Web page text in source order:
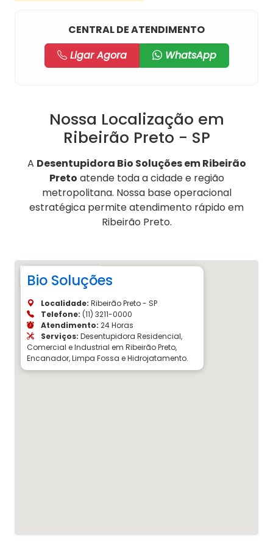
CENTRAL DE ATENDIMENTO
Ligar Agora
WhatsApp
Nossa Localização em
Ribeirão Preto - SP
A Desentupidora Bio Soluções em Ribeirão
Preto atende toda a cidade e região
metropolitana. Nossa base operacional
estratégica permite atendimento rápido em
Ribeirão Preto.
Bio Soluções
Localidade: Ribeirão Preto - SP
Telefone: (11) 3211-0000
Atendimento: 24 Horas
Serviços: Desentupidora Residencial,
Comercial e Industrial em Ribeirão Preto,
Encanador, Limpa Fossa e Hidrojatamento.